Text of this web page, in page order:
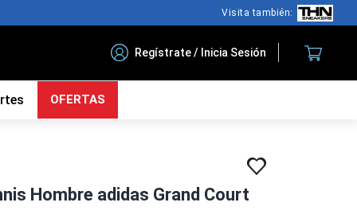
Visita también:
Regístrate / Inicia Sesión
OFERTAS
Hombre adidas Grand Court